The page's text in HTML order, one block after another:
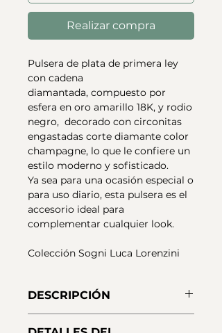
Realizar compra
Pulsera de plata de primera ley
con cadena
diamantada, compuesto por
esfera en oro amarillo 18K, y rodio
negro, decorado con circonitas
engastadas corte diamante color
champagne, lo que le confiere un
estilo moderno y sofisticado.
Ya sea para una ocasión especial o
para uso diario, esta pulsera es el
accesorio ideal para
complementar cualquier look.
Colección Sogni Luca Lorenzini
DESCRIPCIÓN